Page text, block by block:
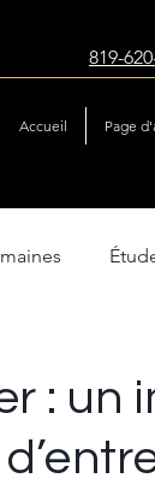
819-
Accueil Page
: un